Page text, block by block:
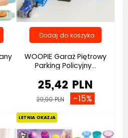
WOOPIE Garaż Piętrowy
Parking Policyjny...
25,42 PLN
29,90 PLN -15%
LETNIA OKAZJA